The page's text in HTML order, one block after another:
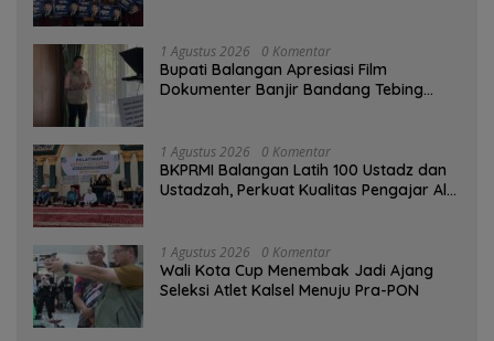
1 Agustus 2026 0 Komentar
Bupati Balangan Apresiasi Film
Dokumenter Banjir Bandang Tebing
1 Agustus 2026 0 Komentar
BKPRMI Balangan Latih 100 Ustadz dan
Ustadzah, Perkuat Kualitas Pengajar Al-
1 Agustus 2026 0 Komentar
Wali Kota Cup Menembak Jadi Ajang
Seleksi Atlet Kalsel Menuju Pra-PON